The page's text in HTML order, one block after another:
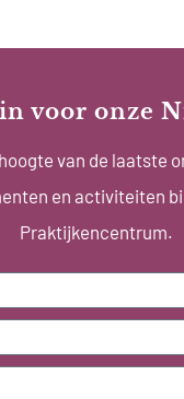
voor onze
van de laatste
en activiteiten
Praktijkencentrum.